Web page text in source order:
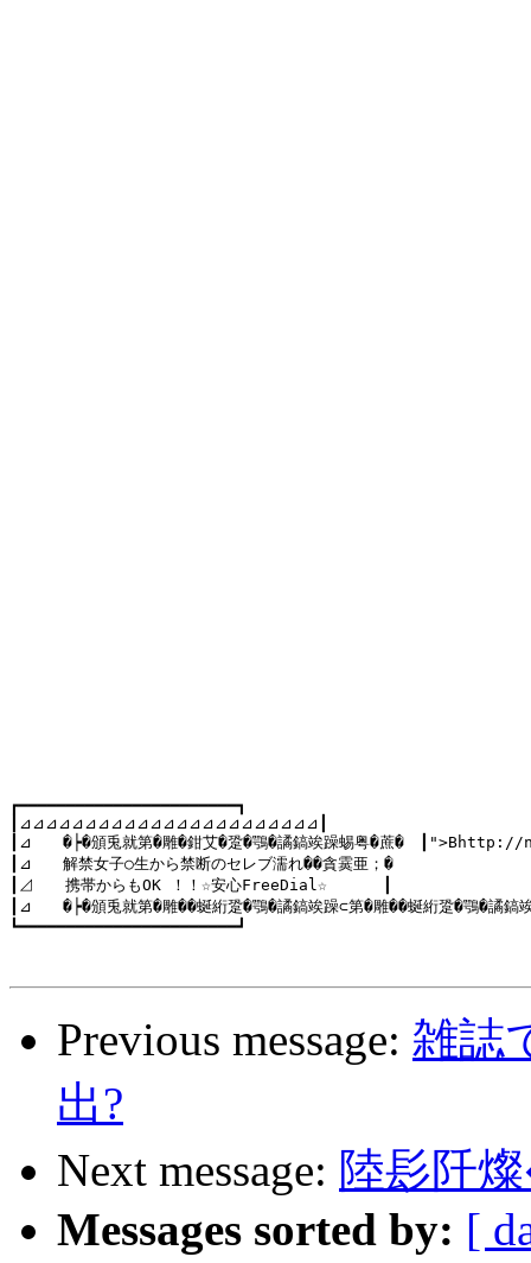
┏━━━━━━━━━━━━━━━━━━━━━━━┓
┃⊿⊿⊿⊿⊿⊿⊿⊿⊿⊿⊿⊿⊿⊿⊿⊿⊿⊿⊿⊿⊿⊿⊿┃
┃⊿　　�┝�頒兎就第�雕�鉗艾�跫�鶚�譎鎬竢躁蜴粤�蔗�　
┃⊿　　解禁女子○生から禁断のセレブ濡れ��貪霙亜；�
┃⊿　　携帯からもOK ！！☆安心FreeDial☆　　　 ┃
┃⊿　　�┝�頒兎就第�雕��蜒絎跫�鶚�譎鎬竢躁⊂第�雕��蜒絎跫�鶚�譎鎬
┗━━━━━━━━━━━━━━━━━━━━━━━┛
Previous message: 雑誌
出?
Next message: 陸髟
Messages sorted by: [